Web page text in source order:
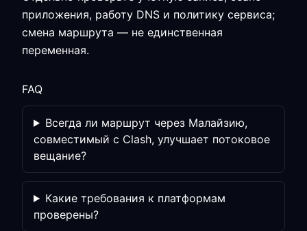
приложения, работу DNS и политику сервиса;
смена маршрута — не единственная
переменная.
FAQ
Всегда ли маршрут через Малайзию,
совместимый с Clash, улучшает потоковое
вещание?
Какие требования к платформам
проверены?